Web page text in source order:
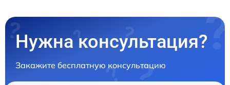
Нужна консультация?
Закажите бесплатную консультацию